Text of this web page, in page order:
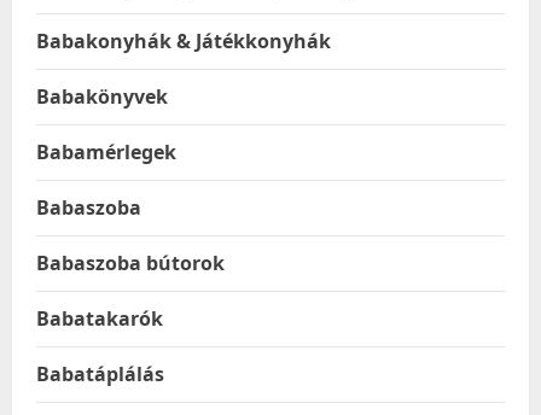
Babakonyhák & Játékkonyhák
Babakönyvek
Babamérlegek
Babaszoba
Babaszoba bútorok
Babatakarók
Babatáplálás